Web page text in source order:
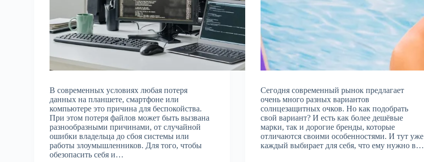
В современных условиях любая потеря
данных на планшете, смартфоне или
компьютере это причина для беспокойства.
При этом потеря файлов может быть вызвана
разнообразными причинами, от случайной
ошибки владельца до сбоя системы или
работы злоумышленников. Для того, чтобы
обезопасить себя и…
Сегодня современный рынок предлагает
очень много разных вариантов
солнцезащитных очков. Но как подобрать
свой вариант? И есть как более дешёвые
марки, так и дорогие бренды, которые
отличаются своими особенностями. И тут уже
каждый выбирает для себя, что ему нужно в…